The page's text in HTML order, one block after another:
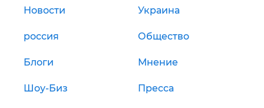
Новости Украина
россия Общество
Блоги Мнение
Шоу-Биз Пресса